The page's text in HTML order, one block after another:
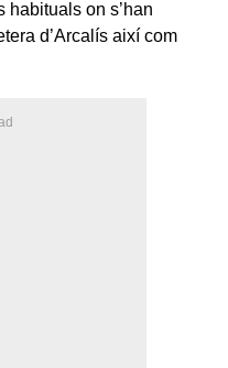
habituals on s’han
d’Arcalís així com